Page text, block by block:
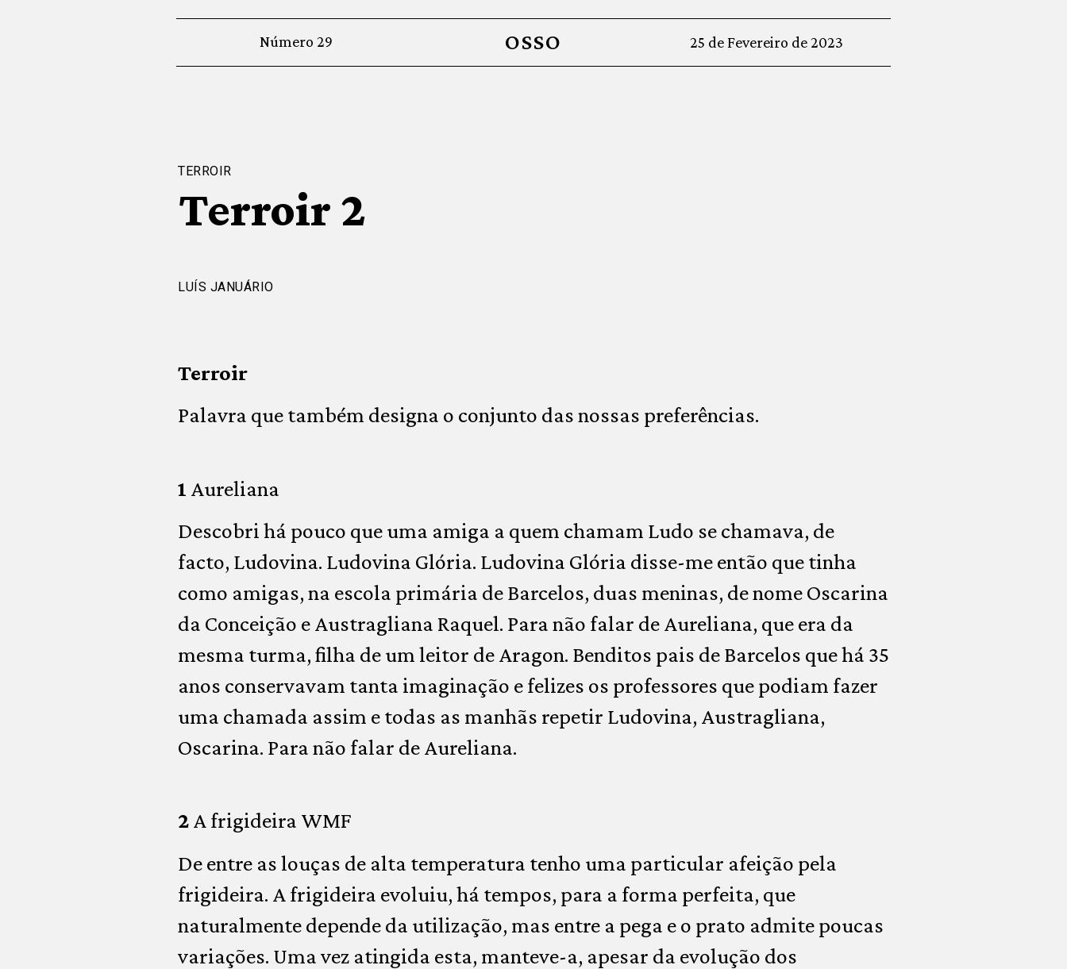
Número 29 OSSO 25 de Fevereiro de 2023
TERROIR
Terroir 2
LUÍS JANUÁRIO
Terroir
Palavra que também designa o conjunto das nossas preferências.
1 Aureliana
Descobri há pouco que uma amiga a quem chamam Ludo se chamava, de
facto, Ludovina. Ludovina Glória. Ludovina Glória disse-me então que tinha
como amigas, na escola primária de Barcelos, duas meninas, de nome Oscarina
da Conceição e Austragliana Raquel. Para não falar de Aureliana, que era da
mesma turma, filha de um leitor de Aragon. Benditos pais de Barcelos que há 35
anos conservavam tanta imaginação e felizes os professores que podiam fazer
uma chamada assim e todas as manhãs repetir Ludovina, Austragliana,
Oscarina. Para não falar de Aureliana.
2A frigideira WMF
De entre as louças de alta temperatura tenho uma particular afeição pela
frigideira. A frigideira evoluiu, há tempos, para a forma perfeita, que
naturalmente depende da utilização, mas entre a pega e o prato admite poucas
variações. Uma vez atingida esta, manteve-a, apesar da evolução dos